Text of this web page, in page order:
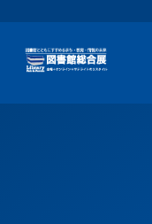
ー
用
メ